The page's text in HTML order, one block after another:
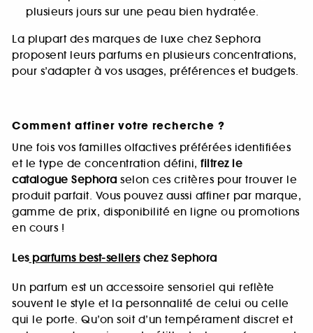
plusieurs jours sur une peau bien hydratée.
La plupart des marques de luxe chez Sephora
proposent leurs parfums en plusieurs concentrations,
pour s’adapter à vos usages, préférences et budgets.
Comment affiner votre recherche ?
Une fois vos familles olfactives préférées identifiées
et le type de concentration défini, filtrez le
catalogue Sephora selon ces critères pour trouver le
produit parfait. Vous pouvez aussi affiner par marque,
gamme de prix, disponibilité en ligne ou promotions
en cours !
Lesparfums best-sellerschez Sephora
Un parfum est un accessoire sensoriel qui reflète
souvent le style et la personnalité de celui ou celle
qui le porte. Qu’on soit d’un tempérament discret et